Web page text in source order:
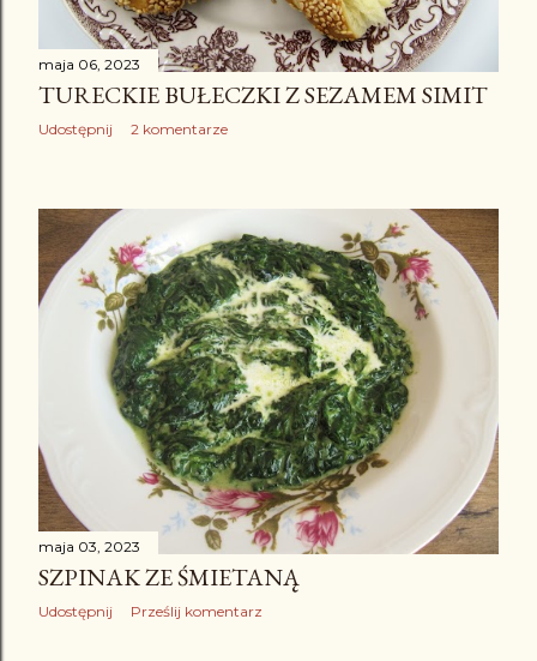
maja 06, 2023
TURECKIE BUŁECZKI Z SEZAMEM SIMIT
Udostępnij 2 komentarze
maja 03, 2023
SZPINAK ZE ŚMIETANĄ
Udostępnij Prześlij komentarz